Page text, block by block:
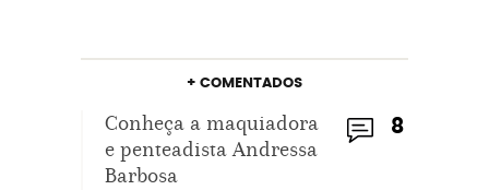
+ COMENTADOS
8
Conheça a maquiadora
e penteadista Andressa
Barbosa